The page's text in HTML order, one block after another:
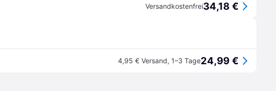
Versandkostenfrei34,18 €
4,95 € Versand, 1–3 Tage24,99 €